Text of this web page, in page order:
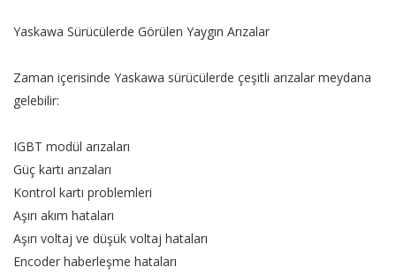
Yaskawa Sürücülerde Görülen Yaygın Arızalar
Zaman içerisinde Yaskawa sürücülerde çeşitli arızalar meydana
gelebilir:
IGBT modül arızaları
Güç kartı arızaları
Kontrol kartı problemleri
Aşırı akım hataları
Aşırı voltaj ve düşük voltaj hataları
Encoder haberleşme hataları